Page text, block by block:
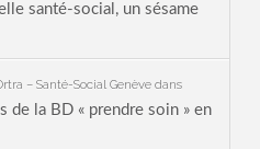
santé-social, un sésame
– Santé-Social Genèvedans
de la BD « prendre soin » en